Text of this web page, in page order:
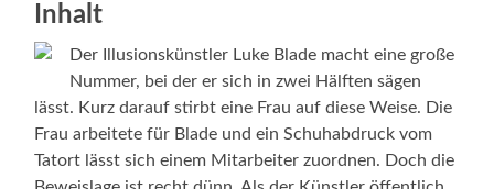
Inhalt
Der Illusionskünstler Luke Blade macht eine große
Nummer, bei der er sich in zwei Hälften sägen
lässt. Kurz darauf stirbt eine Frau auf diese Weise. Die
Frau arbeitete für Blade und ein Schuhabdruck vom
Tatort lässt sich einem Mitarbeiter zuordnen. Doch die